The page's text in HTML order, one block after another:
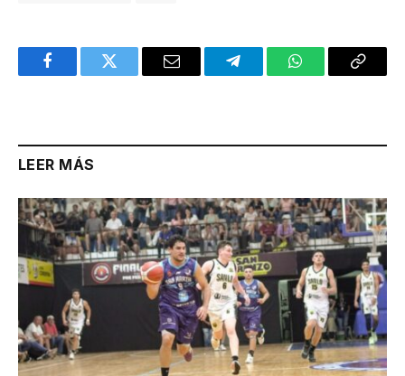
FacebookTwitter Email TelegramWhatsAppCopy
LEER MÁS